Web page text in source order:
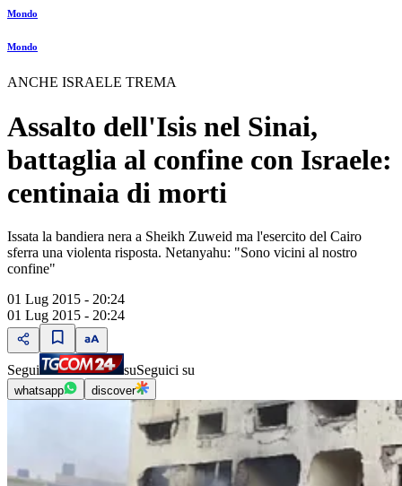
Mondo
Mondo
ANCHE ISRAELE TREMA
Assalto dell'Isis nel Sinai,
battaglia al confine con Israele:
centinaia di morti
Issata la bandiera nera a Sheikh Zuweid ma l'esercito del Cairo
sferra una violenta risposta. Netanyahu: "Sono vicini al nostro
confine"
01 Lug 2015 - 20:24
01 Lug 2015 - 20:24
Segui suSeguici su
whatsapp discover